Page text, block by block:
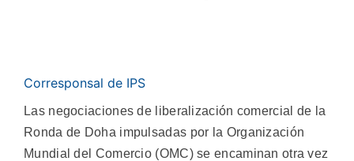
Corresponsal de IPS
Las negociaciones de liberalización comercial de la
Ronda de Doha impulsadas por la Organización
Mundial del Comercio (OMC) se encaminan otra vez